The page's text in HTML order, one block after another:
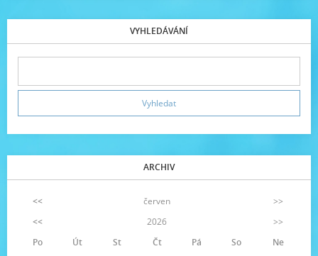
VYHLEDÁVÁNÍ
ARCHIV
<< červen
>>
<<
2026
>>
Po
Út St Čt Pá So
Ne